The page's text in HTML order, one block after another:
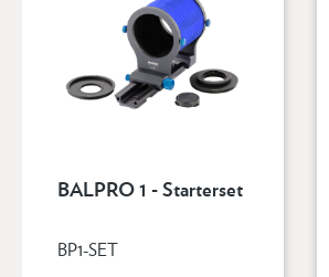
BALPRO 1 - Starterset
BP1-SET